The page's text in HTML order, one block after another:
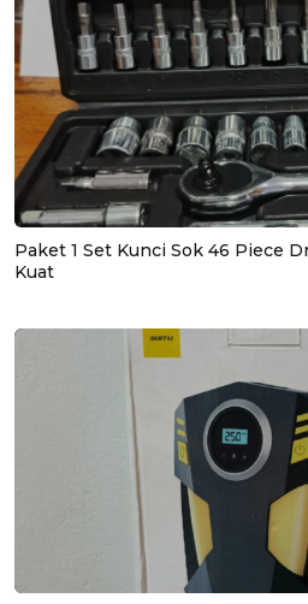
Paket 1 Set Kunci Sok 46 Piece
Kuat